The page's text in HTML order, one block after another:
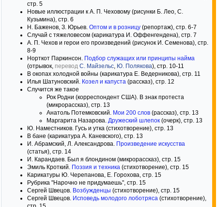
стр. 5
Новые иллюстрации к А. П. Чеховому (рисунки Б. Лео, С.
Кузьмина), стр. 6
Н. Баженов, З. Юрьев. Оптом и в розницу (репортаж), стр. 6-7
Случай с тяжеловесом (карикатура И. Оффенгендена), стр. 7
А. П. Чехов и герои его произведений (рисунок И. Семенова), стр.
8-9
Норткот Паркинсон. Подбор служащих или принципы найма
(отрывок, перевод С. Майзельс, Ю. Полякова), стр. 10-11
В окопах холодной войны (карикатура Е. Ведерникова), стр. 11
Илья Шатуновский. Козел и капуста (рассказ), стр. 12
Случится же такое
Рок Родни (корреспондент США). В знак протеста
(микрорассказ), стр. 13
Анатоль Потемковский. Мои 200 слов (рассказ), стр. 13
Маргарита Назарова. Дружеский шлепок (очерк), стр. 13
Ю. Наместников. Гусь и утка (стихотворение), стр. 13
В бане (карикатура А. Каневского), стр. 13
И. Абрамский, Л. Александрова. Произведение искусства
(статья), стр. 14
И. Карандаев. Был я блондином (микрорассказ), стр. 15
Эмиль Кроткий. Поэзия и техника (стихотворение), стр. 15
Карикатуры Ю. Черепанова, Е. Горохова, стр. 15
Рубрика "Нарочно не придумаешь", стр. 15
Сергей Швецов. Возбужденцы (стихотворение), стр. 15
Сергей Швецов. Исповедь молодого лоботряса (стихотворение),